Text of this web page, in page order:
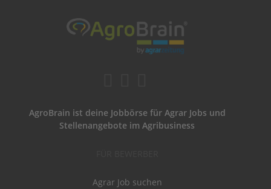
AgroBrain ist deine Jobbörse für Agrar Jobs und
Stellenangebote im Agribusiness
Agrar Job suchen